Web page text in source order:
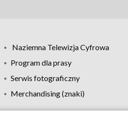
Naziemna Telewizja Cyfrowa
Program dla prasy
Serwis fotograficzny
Merchandising (znaki)